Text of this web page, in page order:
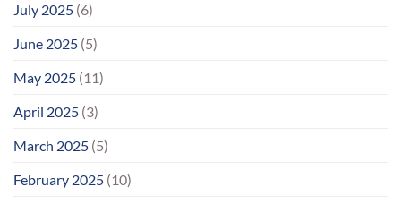
July 2025 (6)
June 2025 (5)
May 2025 (11)
April 2025 (3)
March 2025 (5)
February 2025 (10)